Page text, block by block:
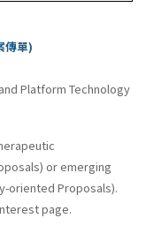
傳單)
Platform Technology
or emerging
oriented Proposals).
page.